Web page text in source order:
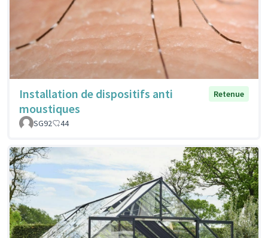
Installation de dispositifs anti
moustiques
Retenue
SG92 44